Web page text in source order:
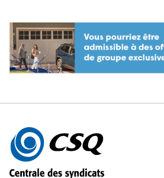
Autres
informations